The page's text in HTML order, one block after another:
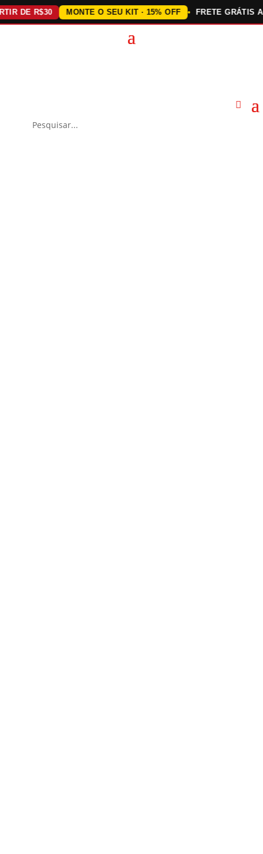
R$30 MONTE O SEU KIT · 15% OFF FRETE GRÁTIS